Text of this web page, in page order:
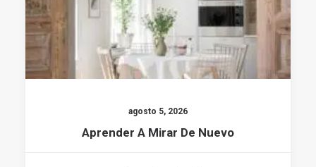
agosto 5, 2026
Aprender A Mirar De Nuevo